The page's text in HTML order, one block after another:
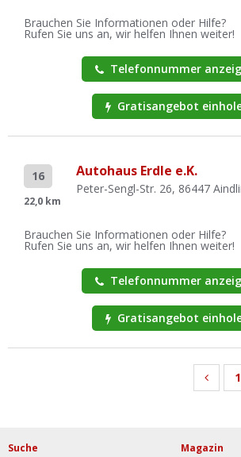
Brauchen Sie Informationen oder Hilfe?
Rufen Sie uns an, wir helfen Ihnen weiter!
Telefonnummer
Gratisangebot
16
22,0 km
Autohaus Erdle e.K.
Peter-Sengl-Str. 26, 86447
Brauchen Sie Informationen oder Hilfe?
Rufen Sie uns an, wir helfen Ihnen weiter!
Telefonnummer
Gratisangebot
1
Suche Magazin